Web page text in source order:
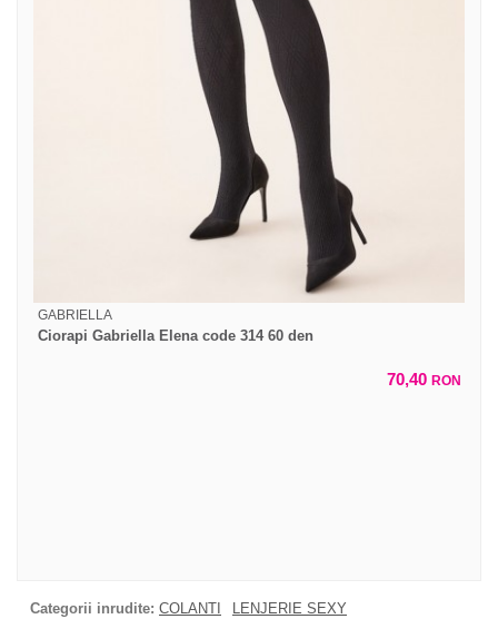
GABRIELLA
Ciorapi Gabriella Elena code 314 60 den
70,40 RON
Categorii inrudite: COLANTI
LENJERIE SEXY